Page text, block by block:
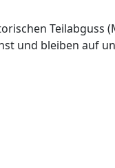
Teilabguss
und bleiben auf